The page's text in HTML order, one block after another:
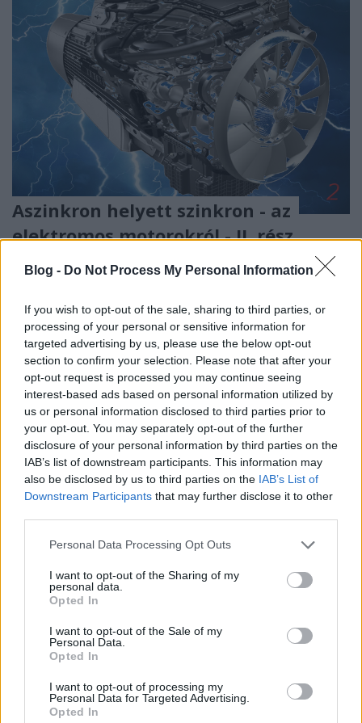
Blog - Do Not Process My Personal Information
If you wish to opt-out of the sale, sharing to third parties, or
processing of your personal or sensitive information for
targeted advertising by us, please use the below opt-out
section to confirm your selection. Please note that after your
opt-out request is processed you may continue seeing
interest-based ads based on personal information utilized by
us or personal information disclosed to third parties prior to
your opt-out. You may separately opt-out of the further
disclosure of your personal information by third parties on the
IAB’s list of downstream participants. This information may
also be disclosed by us to third parties on the IAB’s List of
Downstream Participants that may further disclose it to other
Please note that this website/app uses one or more Google
not limited to your visit or usage behaviour. You may click to
grant or deny consent to Google and its third-party tags to
use your data for below specified purposes in below Google
consent section.
Personal Data Processing Opt Outs
I want to opt-out of the Sharing of my
personal data.
Opted In
I want to opt-out of the Sale of my
Personal Data.
Opted In
I want to opt-out of processing my
Personal Data for Targeted Advertising.
Opted In
Aszinkron helyett szinkron - az
elektromos motorokról - II. rész
Mit hoz a jövő az aszinkron motorok után? Eltérő
elveken működő motorokat nézünk meg.
Solaris Urbino 15 LE electric
_zahnrad•2020. október 20.
A Solaris már megint valami olyat mutatott, ami
más gyártóknak még nincs. A piaca nem hatalmas,